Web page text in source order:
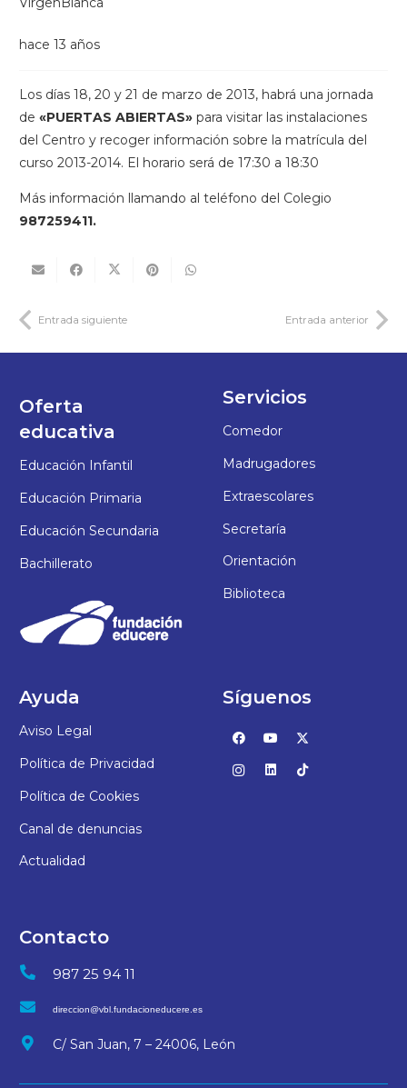
hace 13 años
Los días 18, 20 y 21 de marzo de 2013, habrá una jornada
de «PUERTAS ABIERTAS» para visitar las instalaciones
del Centro y recoger información sobre la matrícula del
curso 2013-2014. El horario será de 17:30 a 18:30
Más información llamando al teléfono del Colegio
987259411.
Entrada siguiente Entrada anterior
Oferta
educativa
Educación Infantil
Educación Primaria
Educación Secundaria
Bachillerato
Servicios
Comedor
Madrugadores
Extraescolares
Secretaría
Orientación
Biblioteca
Ayuda
Aviso Legal
Política de Privacidad
Política de Cookies
Canal de denuncias
Actualidad
Síguenos
Contacto
987 25 94 11
direccion@vbl.fundacioneducere.es
C/ San Juan, 7 – 24006, León